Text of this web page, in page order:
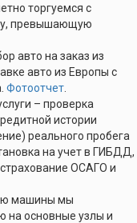
торгуемся с
превышающую
авто на заказ из
авто из Европы с
Фотоотчет
– проверка
истории
реального пробега
на учет в ГИБДД,
ОСАГО и
машины мы
на основные узлы и